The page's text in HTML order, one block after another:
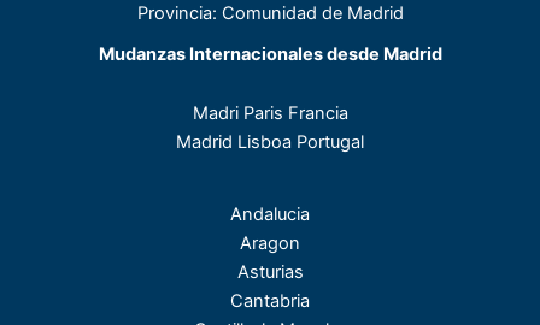
Provincia: Comunidad de Madrid
Mudanzas Internacionales desde Madrid
Madri Paris Francia
Madrid Lisboa Portugal
Andalucia
Aragon
Asturias
Cantabria